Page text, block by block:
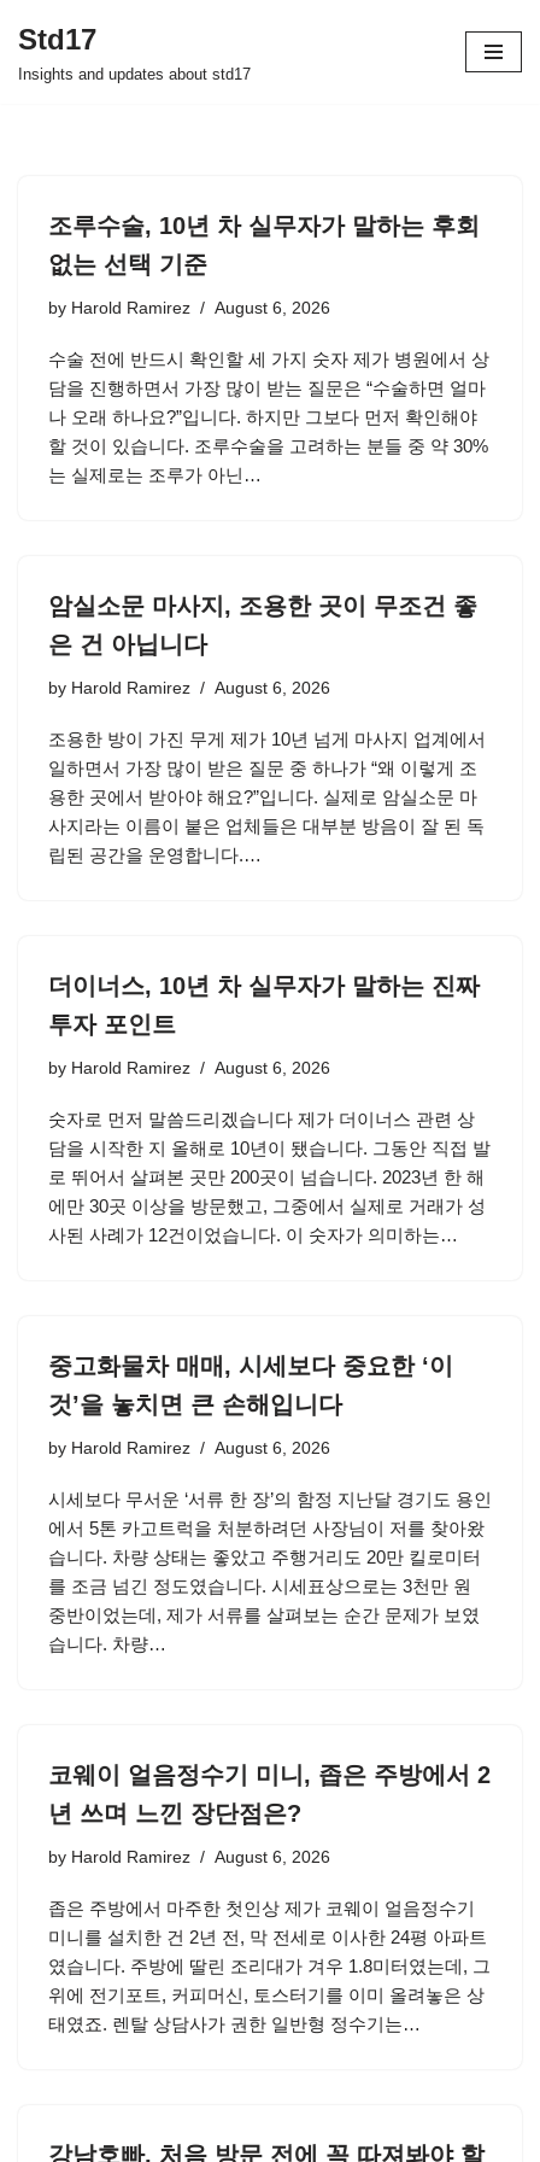
Skip
Std17
Insights and updates about std17
조루수술, 10년 차 실무자가 말하는 후회
없는 선택 기준
by Harold Ramirez August 6, 2026
수술 전에 반드시 확인할 세 가지 숫자 제가 병원에서 상
담을 진행하면서 가장 많이 받는 질문은 “수술하면 얼마
나 오래 하나요?”입니다. 하지만 그보다 먼저 확인해야
할 것이 있습니다. 조루수술을 고려하는 분들 중 약 30%
는 실제로는 조루가 아닌…
암실소문 마사지, 조용한 곳이 무조건 좋
은 건 아닙니다
by Harold Ramirez August 6, 2026
조용한 방이 가진 무게 제가 10년 넘게 마사지 업계에서
일하면서 가장 많이 받은 질문 중 하나가 “왜 이렇게 조
용한 곳에서 받아야 해요?”입니다. 실제로 암실소문 마
사지라는 이름이 붙은 업체들은 대부분 방음이 잘 된 독
립된 공간을 운영합니다.…
더이너스, 10년 차 실무자가 말하는 진짜
투자 포인트
by Harold Ramirez August 6, 2026
숫자로 먼저 말씀드리겠습니다 제가 더이너스 관련 상
담을 시작한 지 올해로 10년이 됐습니다. 그동안 직접 발
로 뛰어서 살펴본 곳만 200곳이 넘습니다. 2023년 한 해
에만 30곳 이상을 방문했고, 그중에서 실제로 거래가 성
사된 사례가 12건이었습니다. 이 숫자가 의미하는…
중고화물차 매매, 시세보다 중요한 ‘이
것’을 놓치면 큰 손해입니다
by Harold Ramirez August 6, 2026
시세보다 무서운 ‘서류 한 장’의 함정 지난달 경기도 용인
에서 5톤 카고트럭을 처분하려던 사장님이 저를 찾아왔
습니다. 차량 상태는 좋았고 주행거리도 20만 킬로미터
를 조금 넘긴 정도였습니다. 시세표상으로는 3천만 원
중반이었는데, 제가 서류를 살펴보는 순간 문제가 보였
습니다. 차량…
코웨이 얼음정수기 미니, 좁은 주방에서 2
년 쓰며 느낀 장단점은?
by Harold Ramirez August 6, 2026
좁은 주방에서 마주한 첫인상 제가 코웨이 얼음정수기
미니를 설치한 건 2년 전, 막 전세로 이사한 24평 아파트
였습니다. 주방에 딸린 조리대가 겨우 1.8미터였는데, 그
위에 전기포트, 커피머신, 토스터기를 이미 올려놓은 상
태였죠. 렌탈 상담사가 권한 일반형 정수기는…
강남호빠, 처음 방문 전에 꼭 따져봐야 할